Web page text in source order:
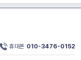
휴대폰 010-3476-0152